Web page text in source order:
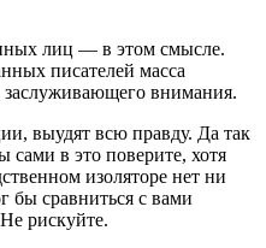
лиц — в этом смысле.
писателей масса
внимания.
выудят всю правду. Да так
сами в это поверите, хотя
изоляторе нет ни
бы сравниться с вами
рискуйте.